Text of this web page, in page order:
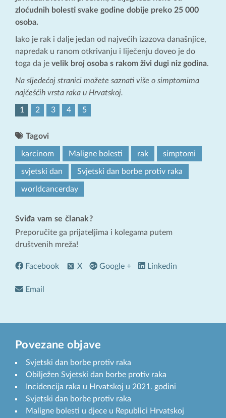
zloćudnih bolesti svake godine dobije preko 25 000
osoba.
Iako je rak i dalje jedan od najvećih izazova današnjice,
napredak u ranom otkrivanju i liječenju doveo je do
toga da je velik broj osoba s rakom živi dugi niz godina.
Na sljedećoj stranici možete saznati više o simptomima
najčešćih vrsta raka u Hrvatskoj.
1 2 3 4 5
Tagovi
karcinom Maligne bolesti rak simptomi
svjetski dan Svjetski dan borbe protiv raka
worldcancerday
Sviđa vam se članak?
Preporučite ga prijateljima i kolegama putem
društvenih mreža!
Facebook X Google + Linkedin
Email
Povezane objave
Svjetski dan borbe protiv raka
Obilježen Svjetski dan borbe protiv raka
Incidencija raka u Hrvatskoj u 2021. godini
Svjetski dan borbe protiv raka
Maligne bolesti u djece u Republici Hrvatskoj